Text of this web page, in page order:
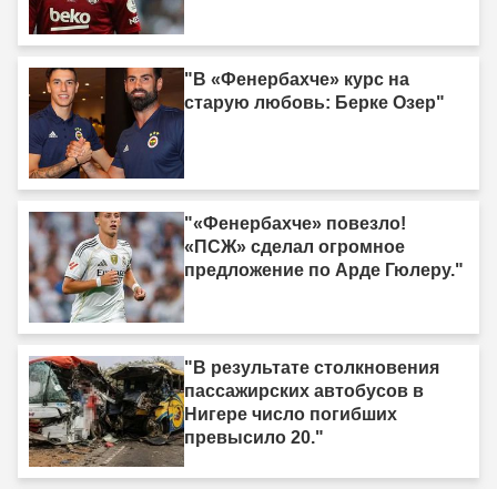
"В «Фенербахче» курс на
старую любовь: Берке Озер"
"«Фенербахче» повезло!
«ПСЖ» сделал огромное
предложение по Арде Гюлеру."
"В результате столкновения
пассажирских автобусов в
Нигере число погибших
превысило 20."